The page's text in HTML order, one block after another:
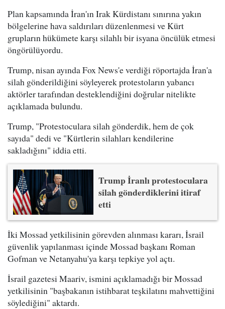
Plan kapsamında İran'ın Irak Kürdistanı sınırına yakın
bölgelerine hava saldırıları düzenlenmesi ve Kürt
grupların hükümete karşı silahlı bir isyana öncülük etmesi
öngörülüyordu.
Trump, nisan ayında Fox News'e verdiği röportajda İran'a
silah gönderildiğini söyleyerek protestoların yabancı
aktörler tarafından desteklendiğini doğrular nitelikte
açıklamada bulundu.
Trump, "Protestoculara silah gönderdik, hem de çok
sayıda" dedi ve "Kürtlerin silahları kendilerine
sakladığını" iddia etti.
Trump İranlı protestoculara
silah gönderdiklerini itiraf
etti
İki Mossad yetkilisinin görevden alınması kararı, İsrail
güvenlik yapılanması içinde Mossad başkanı Roman
Gofman ve Netanyahu'ya karşı tepkiye yol açtı.
İsrail gazetesi Maariv, ismini açıklamadığı bir Mossad
yetkilisinin "başbakanın istihbarat teşkilatını mahvettiğini
söylediğini" aktardı.